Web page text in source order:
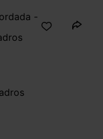
-